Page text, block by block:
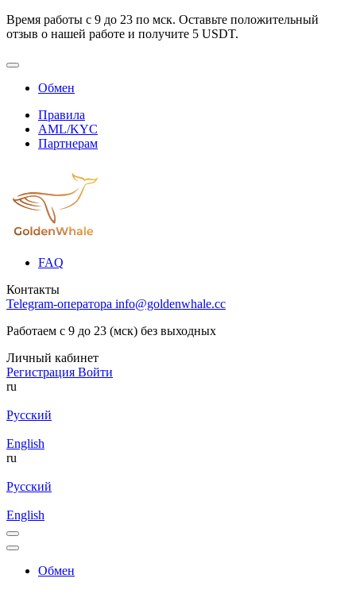
Время работы с 9 до 23 по мск. Оставьте положительный
отзыв о нашей работе и получите 5 USDT.
Обмен
Правила
AML/KYC
Партнерам
FAQ
Контакты
Telegram-оператора info@goldenwhale.cc
Работаем с 9 до 23 (мск) без выходных
Личный кабинет
Регистрация Войти
ru
Русский
English
ru
Русский
English
Обмен